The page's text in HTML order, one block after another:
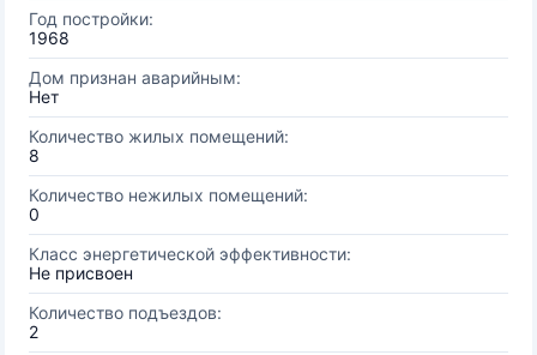
Год постройки:
1968
Дом признан аварийным:
Нет
Количество жилых помещений:
8
Количество нежилых помещений:
0
Класс энергетической эффективности:
Не присвоен
Количество подъездов:
2